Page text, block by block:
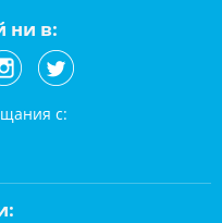
ни в:
с: